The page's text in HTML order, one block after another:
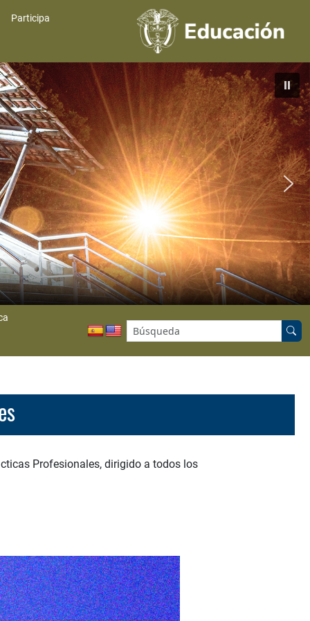
Participa
Buscar en el sitio:
Profesionales, dirigido a todos los